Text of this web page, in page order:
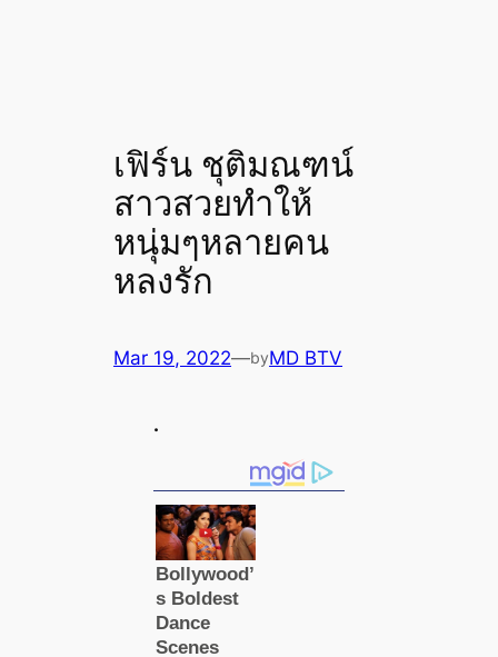
เฟิร์น ชุติมณฑน์
สาวสวยทำให้
หนุ่มๆหลายคน
หลงรัก
Mar 19, 2022—byMD BTV
.